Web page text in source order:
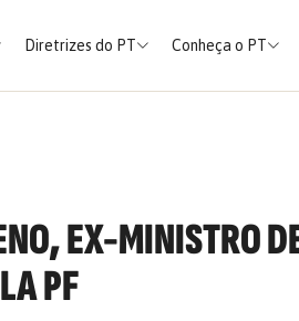
Diretrizes do PT Conheça o PT
EX-MINISTRO
PF